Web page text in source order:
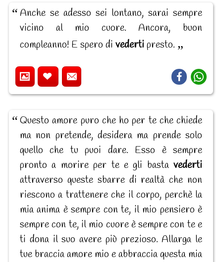
Anche se adesso sei lontano, sarai sempre
vicino al mio cuore. Ancora, buon
compleanno! E spero di vederti presto.
Questo amore puro che ho per te che chiede
ma non pretende, desidera ma prende solo
quello che tu puoi dare. Esso è sempre
pronto a morire per te e gli basta vederti
attraverso queste sbarre di realtà che non
riescono a trattenere che il corpo, perchè la
mia anima è sempre con te, il mio pensiero è
sempre con te, il mio cuore è sempre con te e
ti dona il suo avere più prezioso. Allarga le
tue braccia amore mio e abbraccia questa mia